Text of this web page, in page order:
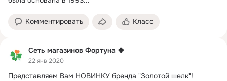
Комментировать Класс
Сеть магазинов Фортуна 🍀
22 янв 2020
Представляем Вам НОВИНКУ бренда "Золотой шелк"!